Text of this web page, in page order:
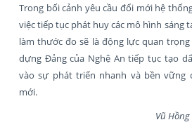
Trong bối cảnh yêu cầu đổi mới hệ
việc tiếp tục phát huy các mô hình sáng
làm thước đo sẽ là động lực quan
dựng Đảng của Nghệ An tiếp tục tạo
vào sự phát triển nhanh và bền vững
mới.
Vũ Hồng